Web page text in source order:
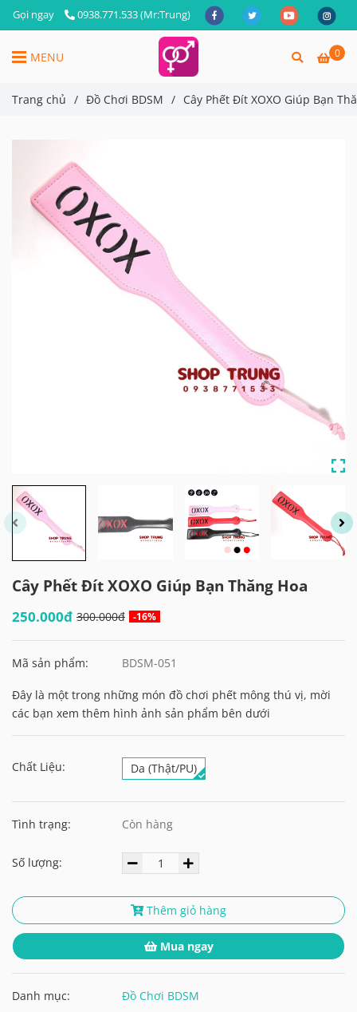
Gọi ngay 0938.771.533 (Mr:Trung)
0
MENU
Trang chủ / Đồ Chơi BDSM / Cây Phết Đít XOXO Giúp Bạn
Cây Phết Đít XOXO Giúp Bạn Thăng Hoa
250.000đ 300.000đ -16%
Mã sản phẩm: BDSM-051
Đây là một trong những món đồ chơi phết mông thú vị, mời
các bạn xem thêm hình ảnh sản phẩm bên dưới
Chất Liệu: Da (Thật/PU)
Tình trạng: Còn hàng
Số lượng:
Thêm giỏ hàng
Mua ngay
Danh mục: Đồ Chơi BDSM